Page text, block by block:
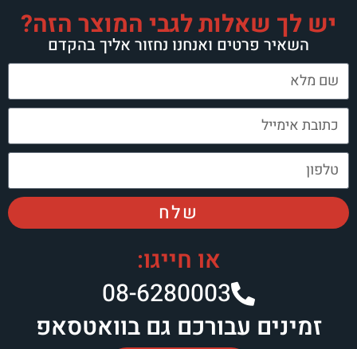
שאלות לגבי המוצר הזה?
פרטים ואנחנו נחזור אליך בהקדם
או חייגו:
08-6280003​
עבורכם גם בוואטסאפ